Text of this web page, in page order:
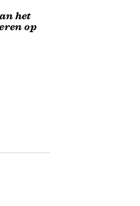
het
op